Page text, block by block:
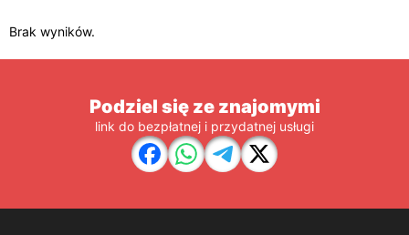
Brak wyników.
Podziel się ze znajomymi
link do bezpłatnej i przydatnej usługi